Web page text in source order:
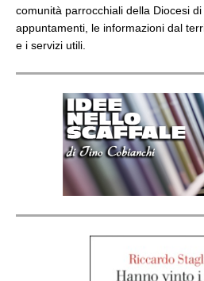
comunità parrocchiali della Diocesi di
appuntamenti, le informazioni dal
e i servizi utili.